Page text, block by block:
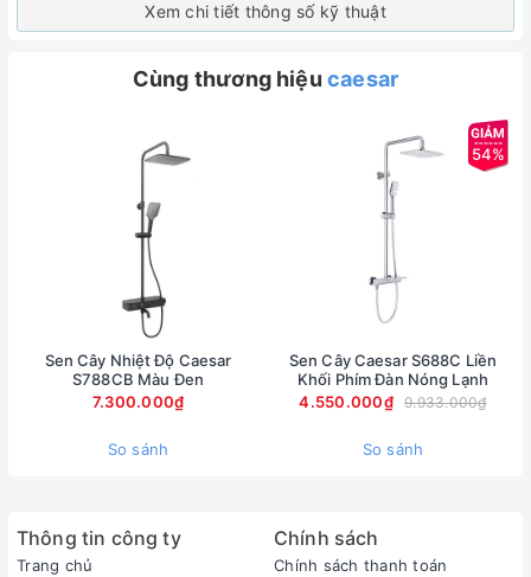
Xem chi tiết thông số kỹ thuật
Cùng thương hiệu caesar
Sen Cây Nhiệt Độ Caesar
S788CB Màu Đen
7.300.000₫
So sánh
54%
Sen Cây Caesar S688C Liền
Khối Phím Đàn Nóng Lạnh
4.550.000₫
9.933.000₫
So sánh
Thông tin công ty
Trang chủ
Chính sách
Chính sách thanh toán